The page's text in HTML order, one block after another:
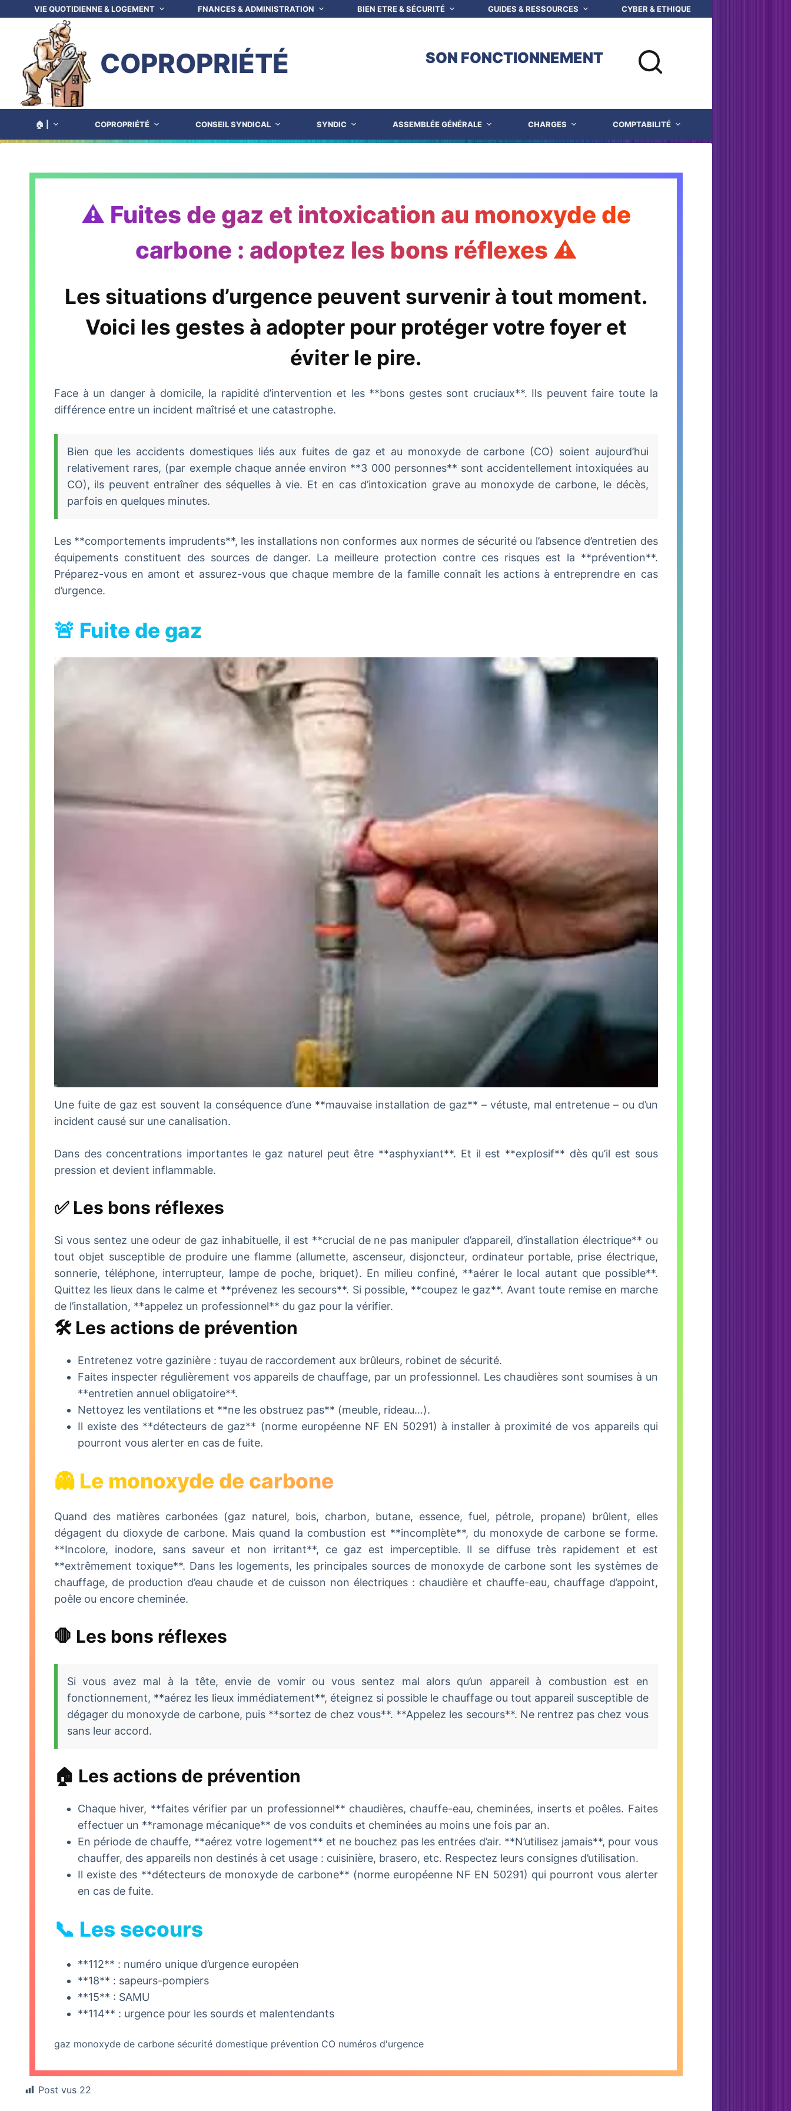
VIE QUOTIDIENNE & LOGEMENT FNANCES & ADMINISTRATION BIEN ETRE & SÉCURITÉ GUIDES & RESSOURCES CYBER & ETHIQUE NUMERIQUE
COPROPRIÉTÉ SON FONCTIONNEMENT
🏠 | COPROPRIÉTÉ CONSEIL SYNDICAL SYNDIC ASSEMBLÉE GÉNÉRALE CHARGES COMPTABILITÉ
⚠️ Fuites de gaz et intoxication au monoxyde de
carbone : adoptez les bons réflexes ⚠️
Les situations d’urgence peuvent survenir à tout moment.
Voici les gestes à adopter pour protéger votre foyer et
éviter le pire.
Face à un danger à domicile, la rapidité d’intervention et les **bons gestes sont cruciaux**. Ils peuvent faire toute la
différence entre un incident maîtrisé et une catastrophe.
Bien que les accidents domestiques liés aux fuites de gaz et au monoxyde de carbone (CO) soient aujourd’hui
relativement rares, (par exemple chaque année environ **3 000 personnes** sont accidentellement intoxiquées au
CO), ils peuvent entraîner des séquelles à vie. Et en cas d’intoxication grave au monoxyde de carbone, le décès,
parfois en quelques minutes.
Les **comportements imprudents**, les installations non conformes aux normes de sécurité ou l’absence d’entretien des
équipements constituent des sources de danger. La meilleure protection contre ces risques est la **prévention**.
Préparez-vous en amont et assurez-vous que chaque membre de la famille connaît les actions à entreprendre en cas
d’urgence.
🚨 Fuite de gaz
Une fuite de gaz est souvent la conséquence d’une **mauvaise installation de gaz** – vétuste, mal entretenue – ou d’un
incident causé sur une canalisation.
Dans des concentrations importantes le gaz naturel peut être **asphyxiant**. Et il est **explosif** dès qu’il est sous
pression et devient inflammable.
✅ Les bons réflexes
Si vous sentez une odeur de gaz inhabituelle, il est **crucial de ne pas manipuler d’appareil, d’installation électrique** ou
tout objet susceptible de produire une flamme (allumette, ascenseur, disjoncteur, ordinateur portable, prise électrique,
sonnerie, téléphone, interrupteur, lampe de poche, briquet). En milieu confiné, **aérer le local autant que possible**.
Quittez les lieux dans le calme et **prévenez les secours**. Si possible, **coupez le gaz**. Avant toute remise en marche
de l’installation, **appelez un professionnel** du gaz pour la vérifier.
🛠️ Les actions de prévention
Entretenez votre gazinière : tuyau de raccordement aux brûleurs, robinet de sécurité.
Faites inspecter régulièrement vos appareils de chauffage, par un professionnel. Les chaudières sont soumises à un
**entretien annuel obligatoire**.
Nettoyez les ventilations et **ne les obstruez pas** (meuble, rideau…).
Il existe des **détecteurs de gaz** (norme européenne NF EN 50291) à installer à proximité de vos appareils qui
pourront vous alerter en cas de fuite.
👻 Le monoxyde de carbone
Quand des matières carbonées (gaz naturel, bois, charbon, butane, essence, fuel, pétrole, propane) brûlent, elles
dégagent du dioxyde de carbone. Mais quand la combustion est **incomplète**, du monoxyde de carbone se forme.
**Incolore, inodore, sans saveur et non irritant**, ce gaz est imperceptible. Il se diffuse très rapidement et est
**extrêmement toxique**. Dans les logements, les principales sources de monoxyde de carbone sont les systèmes de
chauffage, de production d’eau chaude et de cuisson non électriques : chaudière et chauffe-eau, chauffage d’appoint,
poêle ou encore cheminée.
🛑 Les bons réflexes
Si vous avez mal à la tête, envie de vomir ou vous sentez mal alors qu’un appareil à combustion est en
fonctionnement, **aérez les lieux immédiatement**, éteignez si possible le chauffage ou tout appareil susceptible de
dégager du monoxyde de carbone, puis **sortez de chez vous**. **Appelez les secours**. Ne rentrez pas chez vous
sans leur accord.
🏠 Les actions de prévention
Chaque hiver, **faites vérifier par un professionnel** chaudières, chauffe-eau, cheminées, inserts et poêles. Faites
effectuer un **ramonage mécanique** de vos conduits et cheminées au moins une fois par an.
En période de chauffe, **aérez votre logement** et ne bouchez pas les entrées d’air. **N’utilisez jamais**, pour vous
chauffer, des appareils non destinés à cet usage : cuisinière, brasero, etc. Respectez leurs consignes d’utilisation.
Il existe des **détecteurs de monoxyde de carbone** (norme européenne NF EN 50291) qui pourront vous alerter
en cas de fuite.
📞 Les secours
**112** : numéro unique d’urgence européen
**18** : sapeurs-pompiers
**15** : SAMU
**114** : urgence pour les sourds et malentendants
gaz monoxyde de carbone sécurité domestique prévention CO numéros d'urgence
Post vus 22